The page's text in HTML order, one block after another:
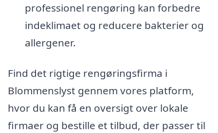
professionel rengøring kan forbedre
indeklimaet og reducere bakterier og
allergener.
Find det rigtige rengøringsfirma i
Blommenslyst gennem vores platform,
hvor du kan få en oversigt over lokale
firmaer og bestille et tilbud, der passer til